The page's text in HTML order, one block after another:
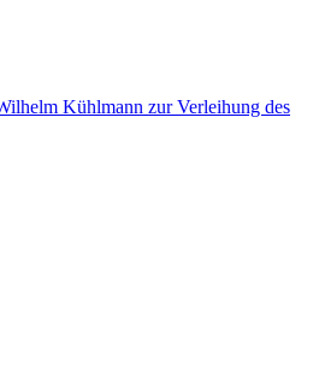
Kühlmann zur Verleihung des